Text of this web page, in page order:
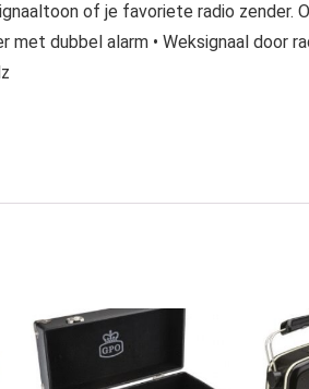
of je favoriete radio zender.
dubbel alarm • Weksignaal door